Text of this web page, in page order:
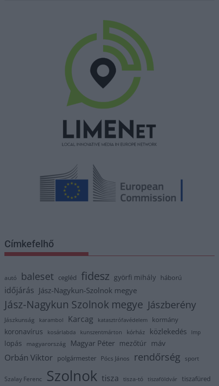
Címkefelhő
autó baleset cegléd fidesz györfi mihály háború
időjárás Jász-Nagykun-Szolnok megye
Jász-Nagykun Szolnok megye Jászberény
Jászkunság karambol Karcag katasztrófavédelem kormány
koronavírus kosárlabda kunszentmárton kórház közlekedés lmp
lopás magyarország Magyar Péter mezőtúr máv
Orbán Viktor polgármester Pócs János rendőrség sport
Szalay Ferenc Szolnok tisza tisza-tó tiszaföldvár tiszafüred